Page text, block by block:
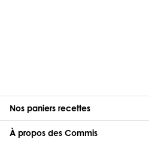
Nos paniers recettes
À propos des Commis